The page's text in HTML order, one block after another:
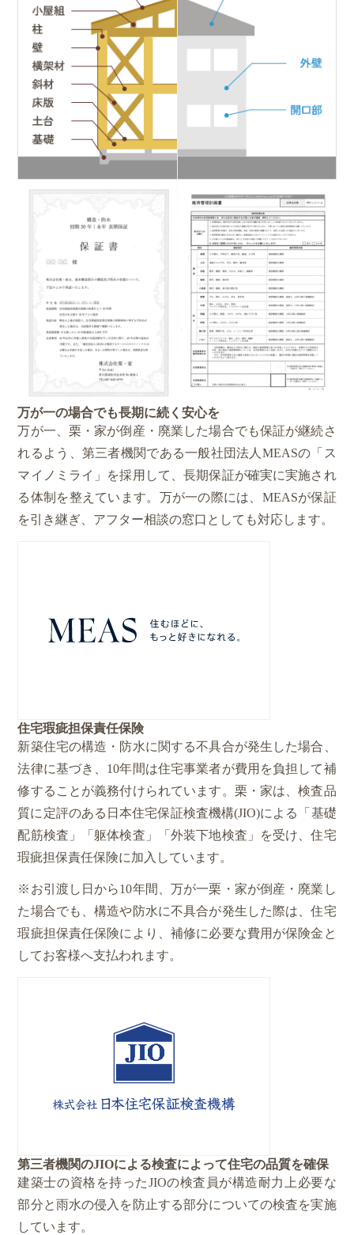
万が一の場合でも長期に続く安心を
万が一、栗・家が倒産・廃業した場合でも保証が継続さ
れるよう、第三者機関である一般社団法人MEASの「ス
マイノミライ」を採用して、長期保証が確実に実施され
る体制を整えています。万が一の際には、MEASが保証
を引き継ぎ、アフター相談の窓口としても対応します。
住宅瑕疵担保責任保険
新築住宅の構造・防水に関する不具合が発生した場合、
法律に基づき、10年間は住宅事業者が費用を負担して補
修することが義務付けられています。栗・家は、検査品
質に定評のある日本住宅保証検査機構(JIO)による「基礎
配筋検査」「躯体検査」「外装下地検査」を受け、住宅
瑕疵担保責任保険に加入しています。
※お引渡し日から10年間、万が一栗・家が倒産・廃業し
た場合でも、構造や防水に不具合が発生した際は、住宅
瑕疵担保責任保険により、補修に必要な費用が保険金と
してお客様へ支払われます。
第三者機関のJIOによる検査によって住宅の品質を確保
建築士の資格を持ったJIOの検査員が構造耐力上必要な
部分と雨水の侵入を防止する部分についての検査を実施
しています。